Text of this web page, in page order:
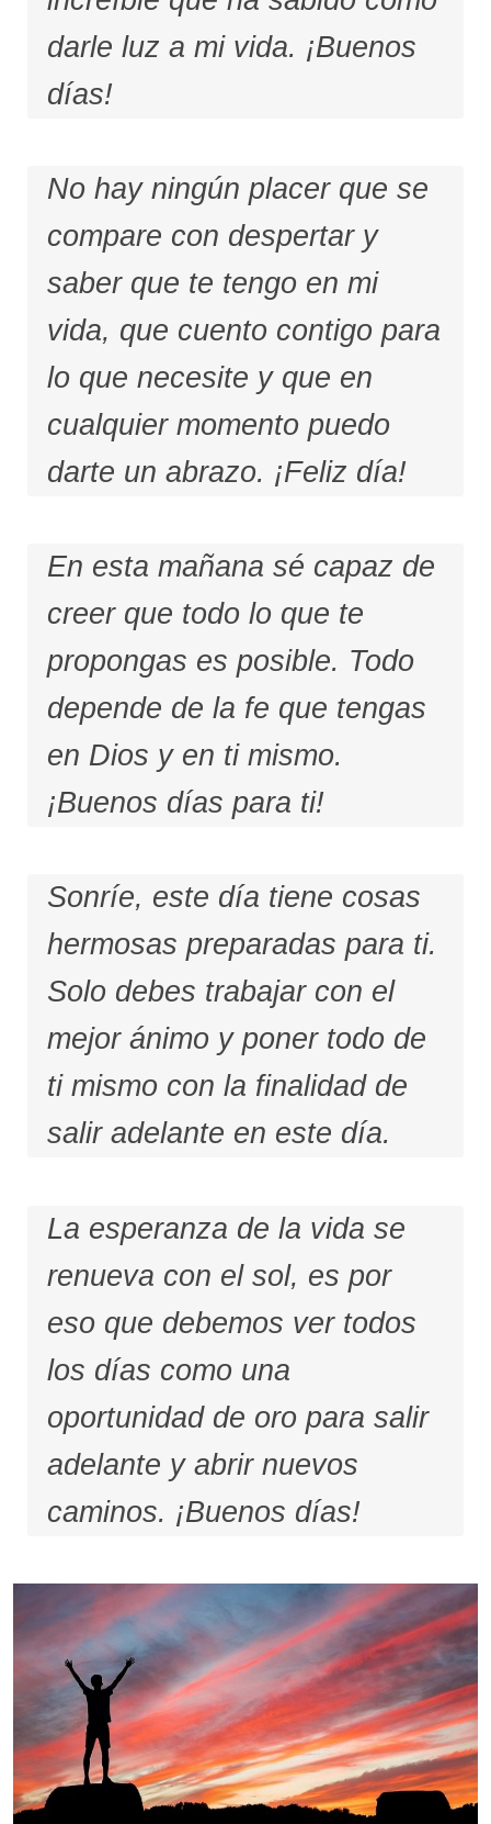
darle luz a mi vida. ¡Buenos
días!
No hay ningún placer que se
compare con despertar y
saber que te tengo en mi
vida, que cuento contigo para
lo que necesite y que en
cualquier momento puedo
darte un abrazo. ¡Feliz día!
En esta mañana sé capaz de
creer que todo lo que te
propongas es posible. Todo
depende de la fe que tengas
en Dios y en ti mismo.
¡Buenos días para ti!
Sonríe, este día tiene cosas
hermosas preparadas para ti.
Solo debes trabajar con el
mejor ánimo y poner todo de
ti mismo con la finalidad de
salir adelante en este día.
La esperanza de la vida se
renueva con el sol, es por
eso que debemos ver todos
los días como una
oportunidad de oro para salir
adelante y abrir nuevos
caminos. ¡Buenos días!